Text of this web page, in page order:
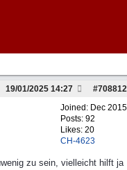
#708812
19/01/2025 14:27
Joined: Dec 2015
Posts: 92
Likes: 20
CH-4623
zu sein, vielleicht hilft ja